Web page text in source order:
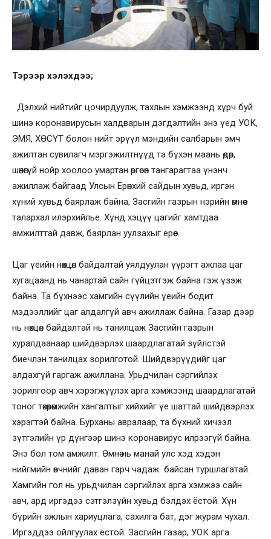
Тэрээр хэлэхдээ;
Дэлхий нийтийг цочирдуулж, тахлын хэмжээнд хүрч буй
шинэ коронавирусын халдварын дэгдэлтийн энэ үед УОК,
ЭМЯ, ХӨСҮТ болон нийт эрүүл мэндийн салбарын эмч
ажилтан сувилагч мэргэжилтнүүд та бүхэн маань өдөр,
шөнөгүй нойр хоолоо умартан өргөсөн тангарагтаа үнэнч
ажиллаж байгаад Улсын Ерөнхий сайдын хувьд, иргэн
хүний хувьд баярлаж байна, Засгийн газрын нэрийн өмнөөс
талархал илэрхийлье. Хүнд хэцүү цагийг хамтдаа
амжилттай давж, баярлан уулзахыг ерөөе.
Цаг үеийн нөхцөл байдалтай уялдуулан үүрэгт ажлаа цаг
хугацаанд нь чанартай сайн гүйцэтгэж байна гэж үзэж
байна. Та бүхнээс хамгийн сүүлийн үеийн бодит
мэдээллийг цаг алдалгүй авч ажиллаж байна. Газар дээр
нь нөхцөл байдалтай нь танилцаж Засгийн газрын
хуралдаанаар шийдвэрлэх шаардлагатай зүйлстэй
биечлэн танилцах зорилготой. Шийдвэрүүдийг цаг
алдахгүй гаргаж ажиллана. Урьдчилан сэргийлэх
зорилгоор авч хэрэгжүүлэх арга хэмжээнд шаардлагатай
тоног төхөөрөмжийн хангалтыг хийхийг үе шаттай шийдвэрлэх
хэрэгтэй байна. Бурханы авралаар, та бүхний хичээл
зүтгэлийн үр дүнгээр шинэ коронавирус илрээгүй байна.
Энэ бол том амжилт. Өмнө нь манай улс хэд хэдэн
нийгмийн өвчнийг даван гарч чадаж байсан туршлагатай.
Хамгийн гол нь урьдчилан сэргийлэх арга хэмжээ сайн
авч, ард иргэдээ сэтгэлзүйн хувьд бэлдэх ёстой. Хүн
бүрийн ажлын хариуцлага, сахилга бат, дэг журам чухал.
Иргэддээ ойлгуулах ёстой. Засгийн газар, УОК арга